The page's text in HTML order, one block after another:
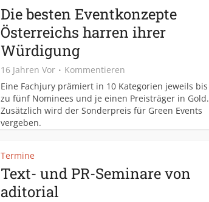
Die besten Eventkonzepte
Österreichs harren ihrer
Würdigung
16 Jahren Vor
Kommentieren
Eine Fachjury prämiert in 10 Kategorien jeweils bis
zu fünf Nominees und je einen Preisträger in Gold.
Zusätzlich wird der Sonderpreis für Green Events
vergeben.
Termine
Text- und PR-Seminare von
aditorial